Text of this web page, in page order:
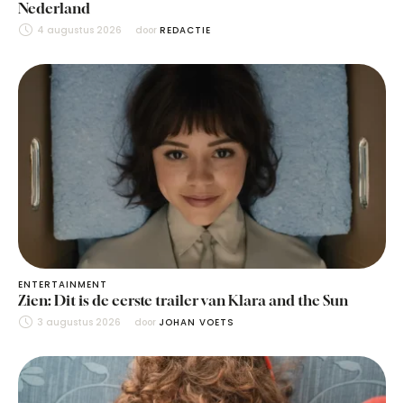
Nederland
4 augustus 2026 door REDACTIE
ENTERTAINMENT
Zien: Dit is de eerste trailer van Klara and the Sun
3 augustus 2026 door JOHAN VOETS